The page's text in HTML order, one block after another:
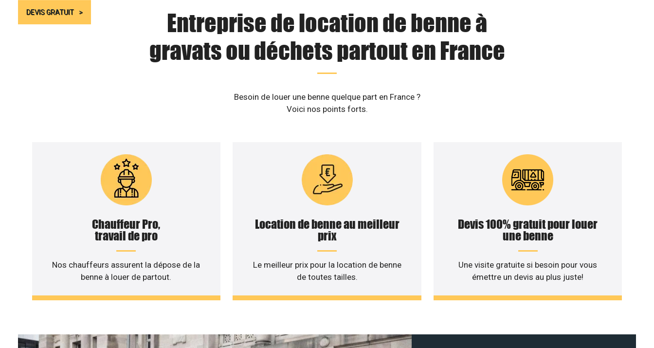
DEVIS GRATUIT
Entreprise de location de benne à
gravats ou déchets partout en France
Besoin de louer une benne quelque part en France ?
Voici nos points forts.
Chauffeur Pro,
travail de pro
Nos chauffeurs assurent la dépose de la
benne à louer de partout.
Location de benne au meilleur
prix
Le meilleur prix pour la location de benne
de toutes tailles.
Devis 100% gratuit pour louer
une benne
Une visite gratuite si besoin pour vous
émettre un devis au plus juste!